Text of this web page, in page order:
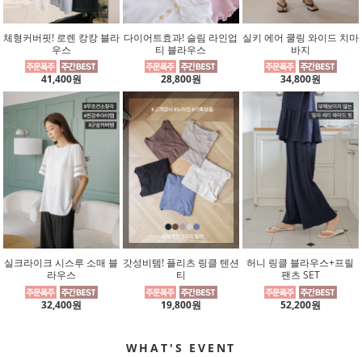
체형커버핏! 로렌 캉캉 블라
우스
41,400원
다이어트효과! 슬림 라인업
티 블라우스
28,800원
실키 에어 쿨링 와이드 치마
바지
34,800원
실크라이크 시스루 소매 블
라우스
32,400원
갓성비템! 플리츠 링클 텐션
티
19,800원
허니 링클 블라우스+프릴
팬츠 SET
52,200원
WHAT'S EVENT